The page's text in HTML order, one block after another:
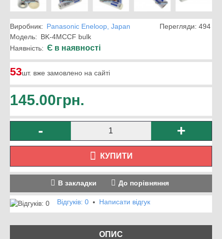
Перегляди: 494
Виробник: Panasonic Eneloop, Japan
Модель: BK-4MCCF bulk
Наявність: Є в наявності
53шт. вже замовлено на сайті
145.00грн.
-
+
КУПИТИ
В закладки До порівняння
Відгуків: 0 • Написати відгук
ОПИС